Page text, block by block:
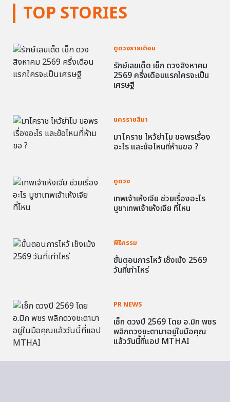
TOP STORIES
ดูดวงรายเดือน
รักษ์เลขเด็ด เช็ก ดวงสิงหาคม
2569 ครึ่งเดือนแรกใครจะเป็น
เศรษฐี
นครราชสีมา
มาโคราช ไหว้ย่าโม ขอพรเรื่อง
อะไร และข้อไหนที่ห้ามขอ ?
ดูดวง
เทพเจ้าเห้งเจีย ช่วยเรื่องอะไร
บูชาเทพเจ้าเห้งเจีย ที่ไหน
พิธีกรรม
ขั้นตอนการไหว้ เช็งเม้ง 2569
วันที่เท่าไหร่
PR NEWS
เช็ก ดวงปี 2569 โดย อ.มิก พชร
พลิกดวงชะตามาอยู่ในมือคุณ
แล้ววันนี้ที่แอป MTHAI